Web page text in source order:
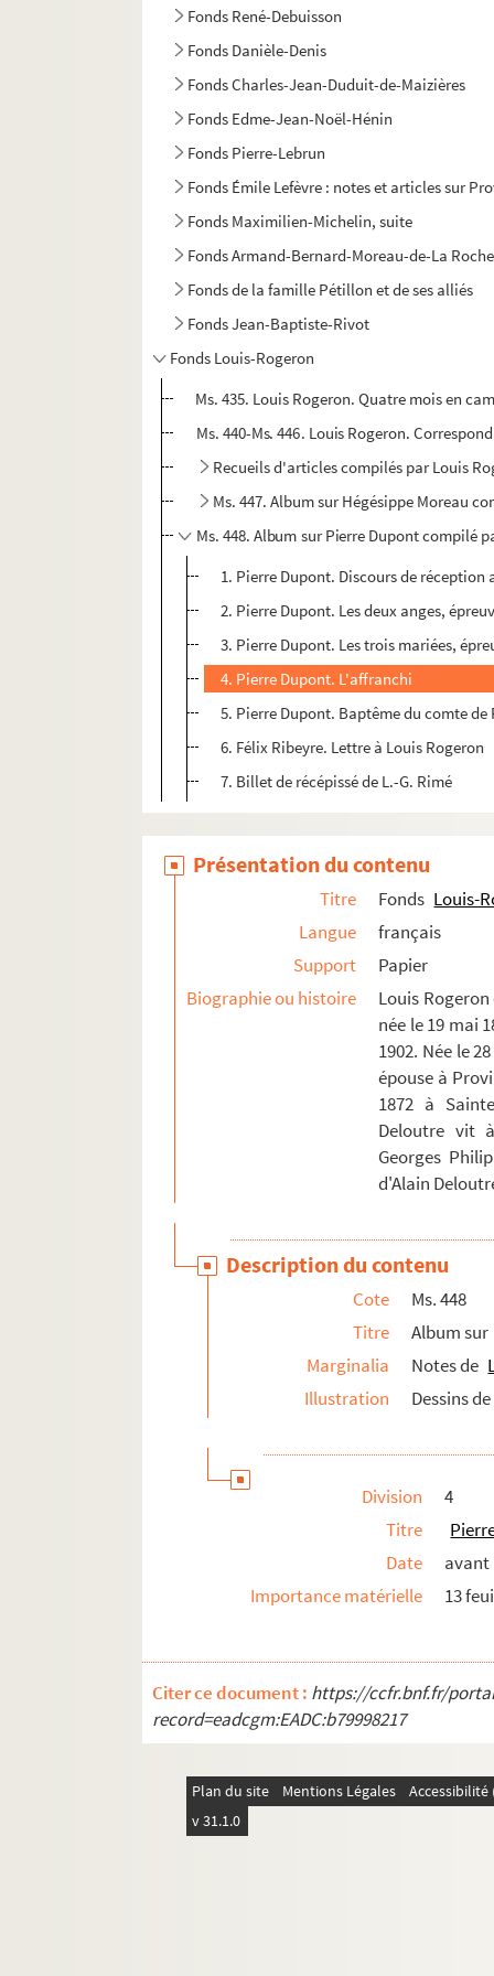
Fonds René-Debuisson
Fonds Danièle-Denis
Fonds Charles-Jean-Duduit-de-Maizières
Fonds Edme-Jean-Noël-Hénin
Fonds Pierre-Lebrun
Fonds Émile Lefèvre : notes et articles sur
Fonds Maximilien-Michelin, suite
Fonds Armand-Bernard-Moreau-de-La
Fonds de la famille Pétillon et de ses alliés
Fonds Jean-Baptiste-Rivot
Fonds Louis-Rogeron
Ms. 435. Louis Rogeron. Quatre mois en
Ms. 440-Ms. 446. Louis Rogeron.
Recueils d'articles compilés par Louis
Ms. 447. Album sur Hégésippe Moreau
Ms. 448. Album sur Pierre Dupont compilé
1. Pierre Dupont. Discours de
2. Pierre Dupont. Les deux anges,
3. Pierre Dupont. Les trois mariées,
4. Pierre Dupont. L'affranchi
5. Pierre Dupont. Baptême du comte de
6. Félix Ribeyre. Lettre à Louis Rogeron
7. Billet de récépissé de L.-G. Rimé
Présentation du contenu
Titre Fonds Louis-
Langue
français
Support
Papier
Biographie ou histoire
Louis
née le 19 mai
1902. Née le
épouse à
1872 à
Deloutre vit à
Georges
d'Alain
Description du contenu
Cote
Ms. 448
Titre
Album sur
Marginalia
Notes de
Illustration
Dessins de
Division
4
Titre
Date
avant
Importance matérielle
13
Citer ce document : https://ccfr.bnf.fr/
record=eadcgm:EADC:b79998217
Plan du site Mentions Légales
v 31.1.0